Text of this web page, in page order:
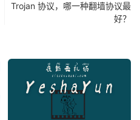
Trojan 协议，哪一种翻墙协议最
好？